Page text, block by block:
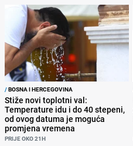
/BOSNA I HERCEGOVINA
Stiže novi toplotni val:
Temperature idu i do 40 stepeni,
od ovog datuma je moguća
promjena vremena
PRIJE OKO 21H